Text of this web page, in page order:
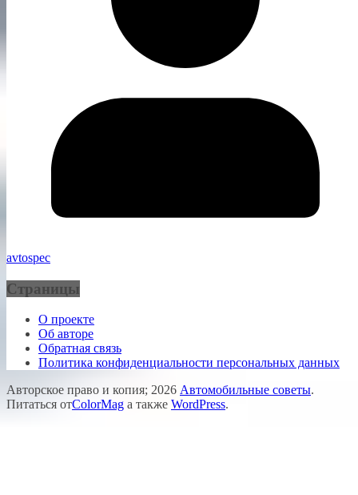
avtospec
Страницы
О проекте
Об авторе
Обратная связь
Политика конфиденциальности персональных данных
Авторское право и копия; 2026 Автомобильные советы.
Питаться отColorMag а также WordPress.